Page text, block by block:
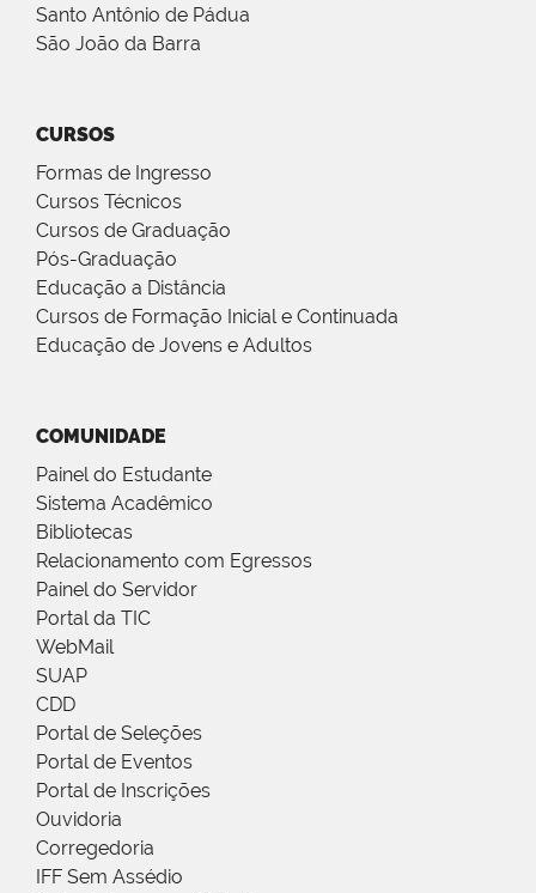
Santo Antônio de Pádua
São João da Barra
CURSOS
Formas de Ingresso
Cursos Técnicos
Cursos de Graduação
Pós-Graduação
Educação a Distância
Cursos de Formação Inicial e Continuada
Educação de Jovens e Adultos
COMUNIDADE
Painel do Estudante
Sistema Acadêmico
Bibliotecas
Relacionamento com Egressos
Painel do Servidor
Portal da TIC
WebMail
SUAP
CDD
Portal de Seleções
Portal de Eventos
Portal de Inscrições
Ouvidoria
Corregedoria
IFF Sem Assédio